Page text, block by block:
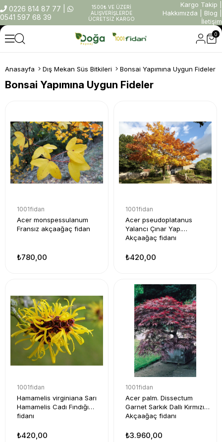
0226 814 87 77
0541 597 68 39
1500₺ VE ÜZERİ
ALIŞVERİŞLERDE
ÜCRETSİZ KARGO
Kargo Takip
Hakkımızda
Blog
İletişim
0
Anasayfa Dış Mekan Süs Bitkileri Bonsai Yapımına Uygun Fideler
Bonsai Yapımına Uygun Fideler
1001fidan
Acer monspessulanum
Fransız akçaağaç fidan
₺780,00
1001fidan
Acer pseudoplatanus
Yalancı Çınar Yap.
Akçaağaç fidanı
₺420,00
1001fidan
Hamamelis virginiana Sarı
Hamamelis Cadı Fındığı
fidanı
₺420,00
1001fidan
Acer palm. Dissectum
Garnet Sarkık Dallı Kırmızı
Akçaağaç fidanı
₺3.960,00